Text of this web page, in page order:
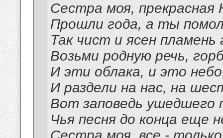
Сестра моя, прекрасная
Прошли года, а ты
Так чист и ясен пламень
Возьми родную речь,
И эти облака, и это
И раздели на нас, на
Вот заповедь ушедшего
Чья песня до конца еще